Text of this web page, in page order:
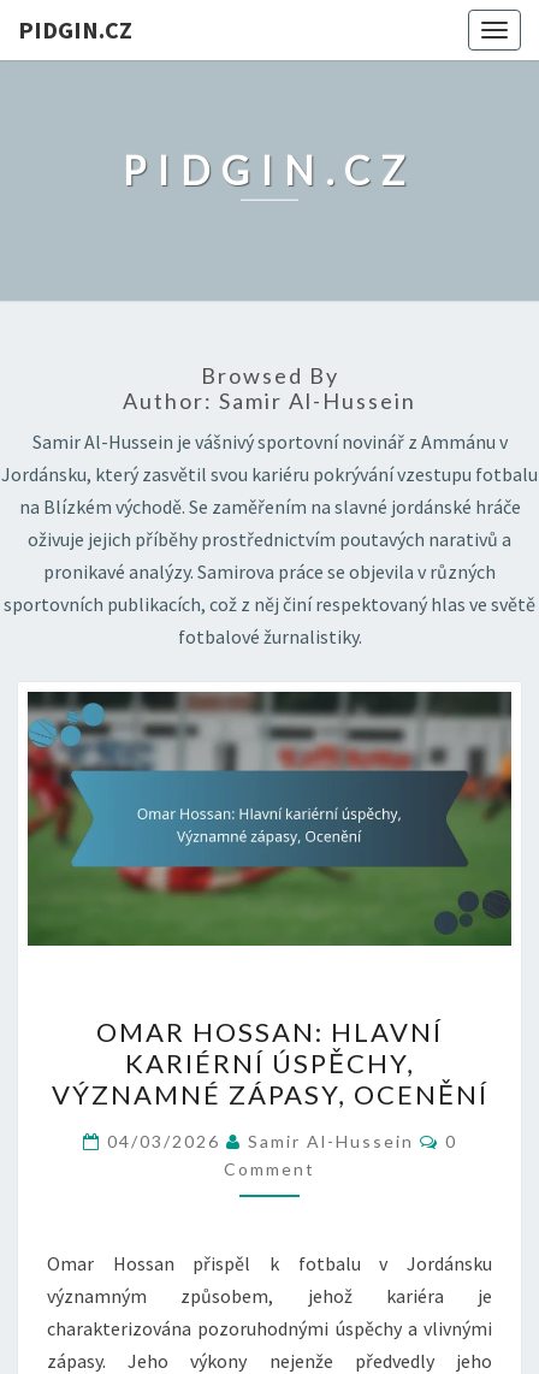
PIDGIN.CZ
PIDGIN.CZ
Browsed By
Author: Samir Al-Hussein
Samir Al-Hussein je vášnivý sportovní novinář z Ammánu v
Jordánsku, který zasvětil svou kariéru pokrývání vzestupu fotbalu
na Blízkém východě. Se zaměřením na slavné jordánské hráče
oživuje jejich příběhy prostřednictvím poutavých narativů a
pronikavé analýzy. Samirova práce se objevila v různých
sportovních publikacích, což z něj činí respektovaný hlas ve světě
fotbalové žurnalistiky.
HOSSAN:
HLAVNÍ
KARIÉRNÍ
ÚSPĚCHY,
VÝZNAMNÉ
ZÁPASY,
OMAR HOSSAN: HLAVNÍ
KARIÉRNÍ ÚSPĚCHY,
VÝZNAMNÉ ZÁPASY, OCENĚNÍ
04/03/2026 Samir Al-Hussein Comments
0
Comment
Omar Hossan přispěl k fotbalu v Jordánsku
významným způsobem, jehož kariéra je
charakterizována pozoruhodnými úspěchy a vlivnými
zápasy. Jeho výkony nejenže předvedly jeho